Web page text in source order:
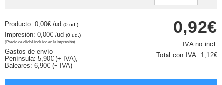
Producto: 0,00€ /ud (0 ud.)
Impresión: 0,00€ /ud (0 ud.)
(Precio de cliché incluido en la impresión)
Gastos de envío
Península: 5,90€ (+ IVA),
Baleares: 6,90€ (+ IVA)
0,92€
IVA no incl.
Total con IVA: 1,12€